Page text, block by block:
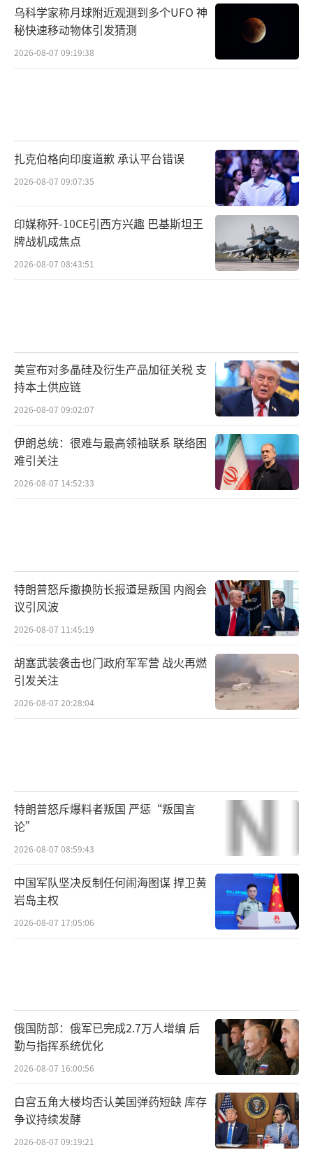
乌科学家称月球附近观测到多个UFO 神
秘快速移动物体引发猜测
2026-08-07 09:19:38
扎克伯格向印度道歉 承认平台错误
2026-08-07 09:07:35
印媒称歼-10CE引西方兴趣 巴基斯坦王
牌战机成焦点
2026-08-07 08:43:51
美宣布对多晶硅及衍生产品加征关税 支
持本土供应链
2026-08-07 09:02:07
伊朗总统：很难与最高领袖联系 联络困
难引关注
2026-08-07 14:52:33
特朗普怒斥撤换防长报道是叛国 内阁会
议引风波
2026-08-07 11:45:19
胡塞武装袭击也门政府军军营 战火再燃
引发关注
2026-08-07 20:28:04
特朗普怒斥爆料者叛国 严惩“叛国言
论”
2026-08-07 08:59:43
中国军队坚决反制任何闹海图谋 捍卫黄
岩岛主权
2026-08-07 17:05:06
俄国防部：俄军已完成2.7万人增编 后
勤与指挥系统优化
2026-08-07 16:00:56
白宫五角大楼均否认美国弹药短缺 库存
争议持续发酵
2026-08-07 09:19:21